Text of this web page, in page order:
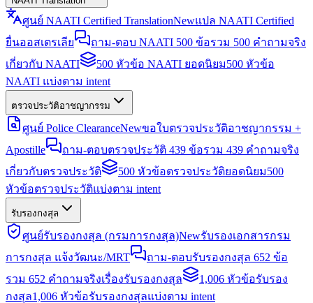
ศูนย์ NAATI Certified TranslationNewแปล NAATI Certified
ยื่นออสเตรเลีย
ถาม-ตอบ NAATI 500 ข้อรวม 500 คำถามจริง
เกี่ยวกับ NAATI
500 หัวข้อ NAATI ยอดนิยม500 หัวข้อ
NAATI แบ่งตาม intent
ตรวจประวัติอาชญากรรม
ศูนย์ Police ClearanceNewขอใบตรวจประวัติอาชญากรรม +
Apostille
ถาม-ตอบตรวจประวัติ 439 ข้อรวม 439 คำถามจริง
เกี่ยวกับตรวจประวัติ
500 หัวข้อตรวจประวัติยอดนิยม500
หัวข้อตรวจประวัติแบ่งตาม intent
รับรองกงสุล
ศูนย์รับรองกงสุล (กรมการกงสุล)Newรับรองเอกสารกรม
การกงสุล แจ้งวัฒนะ/MRT
ถาม-ตอบรับรองกงสุล 652 ข้อ
รวม 652 คำถามจริงเรื่องรับรองกงสุล
1,006 หัวข้อรับรอง
กงสุล1,006 หัวข้อรับรองกงสุลแบ่งตาม intent